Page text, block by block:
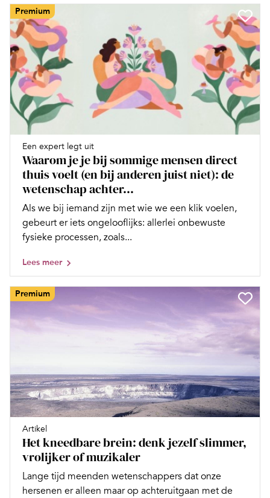
Premium
Een expert legt uit
Waarom je je bij sommige mensen direct
thuis voelt (en bij anderen juist niet): de
wetenschap achter...
Als we bij iemand zijn met wie we een klik voelen,
gebeurt er iets ongelooflijks: allerlei onbewuste
fysieke processen, zoals...
Lees meer
Premium
Artikel
Het kneedbare brein: denk jezelf slimmer,
vrolijker of muzikaler
Lange tijd meenden wetenschappers dat onze
hersenen er alleen maar op achteruitgaan met de